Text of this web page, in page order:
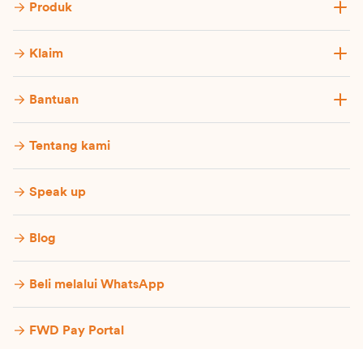
Produk
Klaim
Bantuan
Tentang kami
Speak up
Blog
Beli melalui WhatsApp
FWD Pay Portal